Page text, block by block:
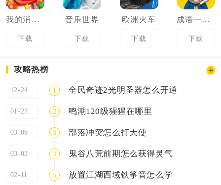
我的消消消
下载
音乐世界
下载
欧洲火车
下载
成语一品官
下载
攻略热榜
12-24 1 全民奇迹2光明圣器怎么开通
01-23 2 鸣潮120级猩猩在哪里
03-09 3 部落冲突怎么打天使
03-03 4 鬼谷八荒前期怎么获得灵气
02-11 5 放置江湖西域铁筝音怎么学